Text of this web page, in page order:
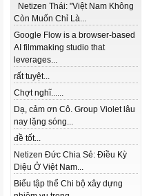
Netizen Thái: "Việt Nam Không
Còn Muốn Chỉ Là...
Google Flow is a browser-based
AI filmmaking studio that
leverages...
rất tuyệt...
Chợt nghĩ......
Dạ, cảm ơn Cô. Group Violet lâu
nay lặng sóng...
đề tốt...
Netizen Đức Chia Sẻ: Điều Kỳ
Diệu Ở Việt Nam...
Biểu tập thể Chi bộ xây dựng